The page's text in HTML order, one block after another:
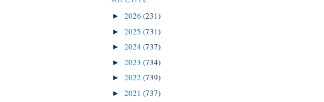
► 2026 (231)
► 2025 (731)
► 2024(737)
► 2023 (734)
► 2022 (739)
► 2021 (737)